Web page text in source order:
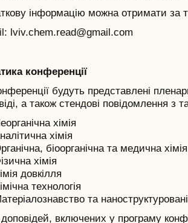
інформацію можна отримати за
lviv.chem.read@gmail.com
конференції
будуть представлені
а також стендові повідомлення з
хімія
хімія
біоорганічна та медична хімія
хімія
довкілля
технологія
та
включених у програму